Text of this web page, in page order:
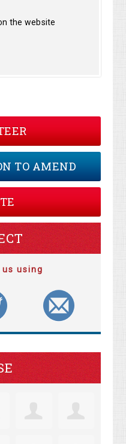
the website
TO AMEND
using